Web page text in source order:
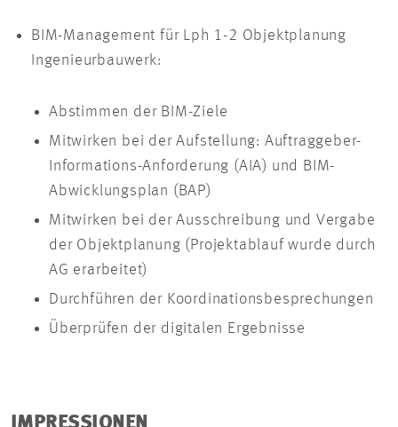
BIM-Management für Lph 1-2 Objektplanung
Ingenieurbauwerk:
Abstimmen der BIM-Ziele
Mitwirken bei der Aufstellung: Auftraggeber-
Informations-Anforderung (AIA) und BIM-
Abwicklungsplan (BAP)
Mitwirken bei der Ausschreibung und Vergabe
der Objektplanung (Projektablauf wurde durch
AG erarbeitet)
Durchführen der Koordinationsbesprechungen
Überprüfen der digitalen Ergebnisse